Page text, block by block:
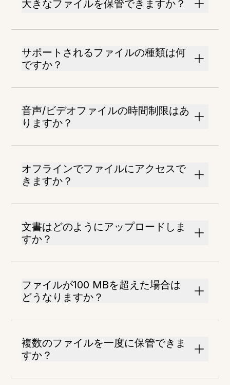
大きなファイルを保管できますか？
サポートされるファイルの種類は何
ですか？
音声/ビデオファイルの時間制限はあ
りますか？
オフラインでファイルにアクセスで
きますか？
文書はどのようにアップロードしま
すか？
ファイルが100 MBを超えた場合は
どうなりますか？
複数のファイルを一度に保管できま
すか？